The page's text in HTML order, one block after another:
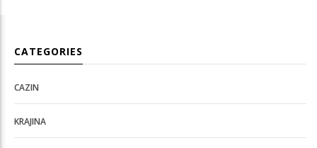
CATEGORIES
CAZIN
KRAJINA